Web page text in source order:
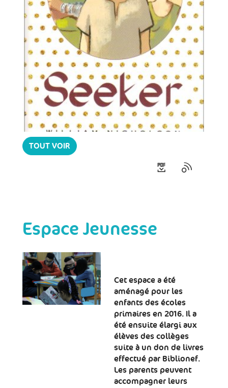
TOUT VOIR
Espace Jeunesse
Cet espace a été
aménagé pour les
enfants des écoles
primaires en 2016. Il a
été ensuite élargi aux
élèves des collèges
suite à un don de livres
effectué par Biblionef.
Les parents peuvent
accompagner leurs